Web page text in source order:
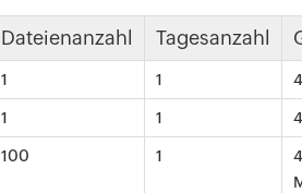
Dateienanzahl Tagesanzahl
1 1
1 1
100 1